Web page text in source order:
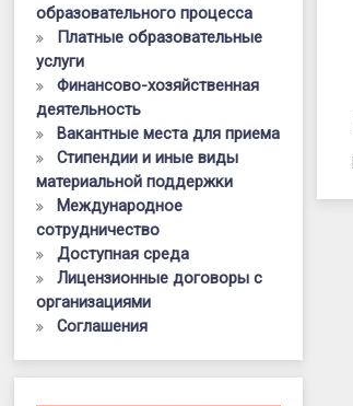
образовательного процесса
Платные образовательные
услуги
Финансово-хозяйственная
деятельность
Вакантные места для приема
Стипендии и иные виды
материальной поддержки
Международное
сотрудничество
Доступная среда
Лицензионные договоры с
организациями
Соглашения